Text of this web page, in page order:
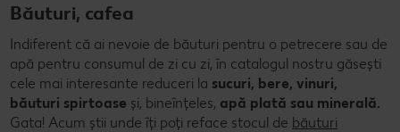
Băuturi, cafea
Indiferent că ai nevoie de băuturi pentru o petrecere sau de
apă pentru consumul de zi cu zi, în catalogul nostru găsești
cele mai interesante reduceri la sucuri, bere, vinuri,
băuturi spirtoase și, bineînțeles, apă plată sau minerală.
Gata! Acum știi unde îți poți reface stocul de băuturi